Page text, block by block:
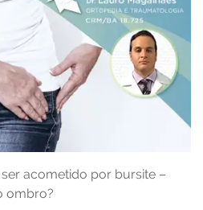
acometido por bursite –
ombro?